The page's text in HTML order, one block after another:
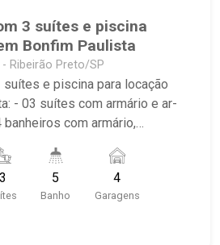
3 suítes e piscina
Bonfim Paulista
Ribeirão Preto/SP
suítes e piscina para locação
- 03 suítes com armário e ar-
com armário,
Americana Gourmet
- Área de Serviço
cimentado; - Piscina com
3 5
Banho
4
Garagens